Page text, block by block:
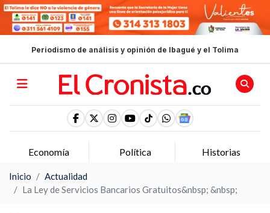
Periodismo de análisis y opinión de Ibagué y el Tolima
Política Historias Opinion
Inicio
Actualidad
La Ley de Servicios Bancarios Gratuitos&nbsp; &nbsp;